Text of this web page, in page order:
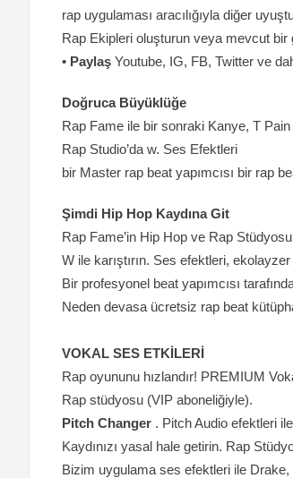
rap uygulaması aracılığıyla diğer
Rap Ekipleri oluşturun veya mevcut bir
• Paylaş Youtube, IG, FB, Twitter ve
Doğruca Büyüklüğe
Rap Fame ile bir sonraki Kanye, T
Rap Studio’da w. Ses Efektleri
bir Master rap beat yapımcısı bir rap
Şimdi Hip Hop Kaydına Git
Rap Fame’in Hip Hop ve Rap
W ile karıştırın. Ses efektleri,
Bir profesyonel beat yapımcısı
Neden devasa ücretsiz rap beat
VOKAL SES ETKİLERİ
Rap oyununu hızlandır! PREMIUM
Rap stüdyosu (VIP aboneliğiyle).
Pitch Changer . Pitch Audio efektleri
Kaydınızı yasal hale getirin. Rap
Bizim uygulama ses efektleri ile